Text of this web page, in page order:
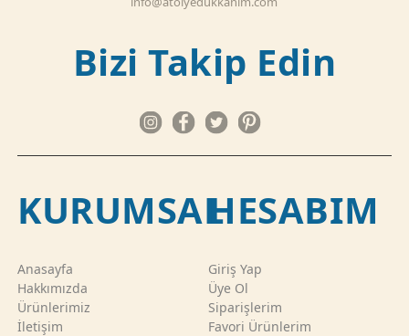
Bizi Takip Edin
KURUMSAL
Anasayfa
Hakkımızda
Ürünlerimiz
İletişim
HESABIM
Giriş Yap
Üye Ol
Siparişlerim
Favori Ürünlerim